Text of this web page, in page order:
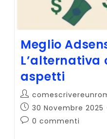
Meglio
L’alternativa
aspetti
Autore
dell'articolo:
Articolo
pubblicato:
30 Novembre 2025
Commenti
0 commenti